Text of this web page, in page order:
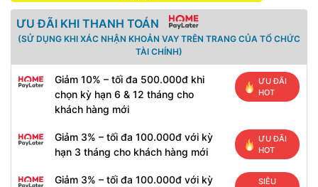
ƯU ĐÃI KHI THANH TOÁN
(SỬ DỤNG KHI XÁC NHẬN KHOẢN VAY TRÊN TRANG CỦA TỔ CHỨC
TÀI CHÍNH)
Giảm 10% – tối đa 500.000đ khi
chọn kỳ hạn 6 & 12 tháng cho
khách hàng mới
ƯU ĐÃI
HOT
Giảm 3% – tối đa 100.000đ với kỳ
hạn 3 tháng cho khách hàng mới
ƯU ĐÃI
HOT
Giảm 3% – tối đa 100.000đ với kỳ
SIÊU